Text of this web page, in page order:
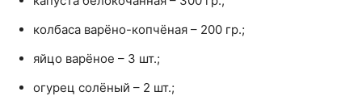
колбаса варёно-копчёная – 200 гр.;
яйцо варёное – 3 шт.;
огурец солёный – 2 шт.;